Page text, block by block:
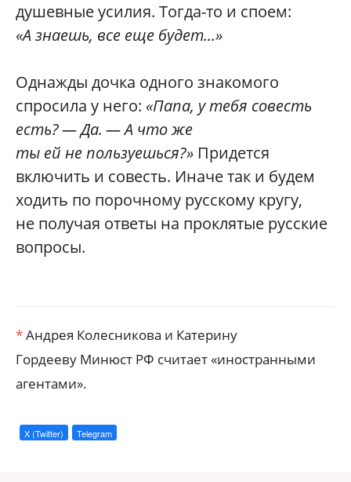
душевные усилия. Тогда-то и споем:
«А знаешь, все еще будет...»
Однажды дочка одного знакомого
спросила у него: «Папа, у тебя совесть
есть? — Да. — А что же
ты ей не пользуешься?» Придется
включить и совесть. Иначе так и будем
ходить по порочному русскому кругу,
не получая ответы на проклятые русские
вопросы.
*Андрея Колесникова и Катерину
Гордееву Минюст РФ считает «иностранными
агентами».
X (Twitter) Telegram